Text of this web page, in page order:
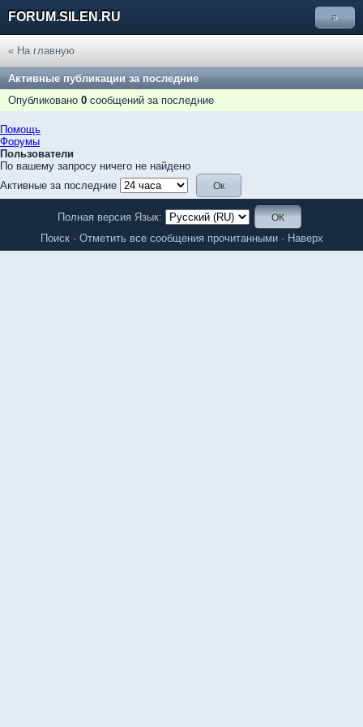
FORUM.SILEN.RU »
« На главную
Активные публикации за последние
Опубликовано 0 сообщений за последние
Помощь
Форумы
Пользователи
По вашему запросу ничего не найдено
Активные за последние
Полная версия Язык:
Поиск· Отметить все сообщения прочитанными· Наверх